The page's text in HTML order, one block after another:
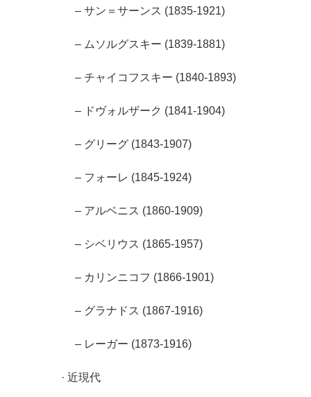
– サン＝サーンス (1835-1921)
– ムソルグスキー (1839-1881)
– チャイコフスキー (1840-1893)
– ドヴォルザーク (1841-1904)
– グリーグ (1843-1907)
– フォーレ (1845-1924)
– アルベニス (1860-1909)
– シベリウス (1865-1957)
– カリンニコフ (1866-1901)
– グラナドス (1867-1916)
– レーガー (1873-1916)
· 近現代